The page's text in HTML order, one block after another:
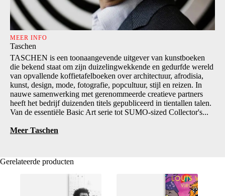
MEER INFO
Taschen
TASCHEN is een toonaangevende uitgever van kunstboeken
die bekend staat om zijn duizelingwekkende en gedurfde wereld
van opvallende koffietafelboeken over architectuur, afrodisia,
kunst, design, mode, fotografie, popcultuur, stijl en reizen. In
nauwe samenwerking met gerenommeerde creatieve partners
heeft het bedrijf duizenden titels gepubliceerd in tientallen talen.
Van de essentiële Basic Art serie tot SUMO-sized Collector's...
Meer Taschen
Gerelateerde producten